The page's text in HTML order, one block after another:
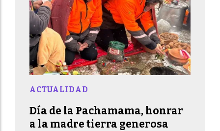
Día de la Pachamama, honrar
a la madre tierra generosa
ACTUALIDAD